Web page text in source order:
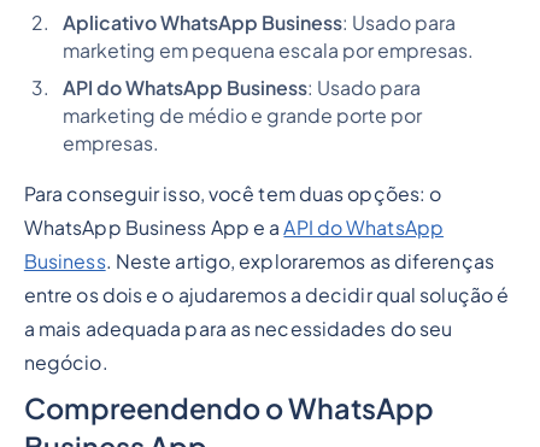
Aplicativo WhatsApp Business: Usado para
marketing em pequena escala por empresas.
API do WhatsApp Business: Usado para
marketing de médio e grande porte por
empresas.
Para conseguir isso, você tem duas opções: o
WhatsApp Business App e aAPI do WhatsApp
Business. Neste artigo, exploraremos as diferenças
entre os dois e o ajudaremos a decidir qual solução é
a mais adequada para as necessidades do seu
negócio.
Compreendendo o WhatsApp